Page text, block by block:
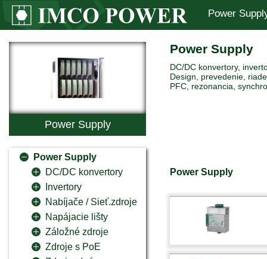
Power
Power Supply
Power Supply
DC/DC konvertory
Invertory
Nabíjače / Sieť.zdroje
Napájacie lišty
Záložné zdroje
Zdroje s PoE
Power Supply
DC/DC konvertory,
Design, prevedenie,
PFC, rezonancia,
Power Supply